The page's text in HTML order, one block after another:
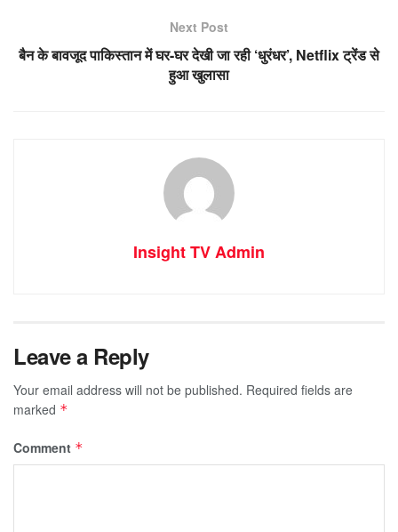
Next Post
बैन के बावजूद पाकिस्तान में घर-घर देखी जा रही ‘धुरंधर’, Netflix ट्रेंड से
हुआ खुलासा
Insight TV Admin
Leave a Reply
Your email address will not be published. Required fields are
marked *
Comment *